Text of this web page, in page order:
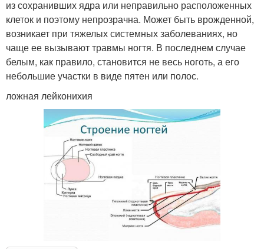
из сохранивших ядра или неправильно расположенных
клеток и поэтому непрозрачна. Может быть врожденной,
возникает при тяжелых системных заболеваниях, но
чаще ее вызывают травмы ногтя. В последнем случае
белым, как правило, становится не весь ноготь, а его
небольшие участки в виде пятен или полос.
ложная лейконихия